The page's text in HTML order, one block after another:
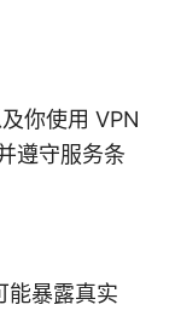
你使用 VPN
遵守服务条
能暴露真实